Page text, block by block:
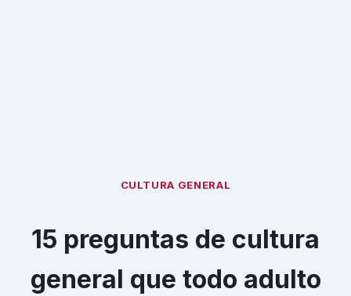
CULTURA GENERAL
15 preguntas de cultura
general que todo adulto